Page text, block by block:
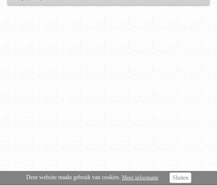
Deze website maakt gebruik van cookies. Meer informatie Sluiten